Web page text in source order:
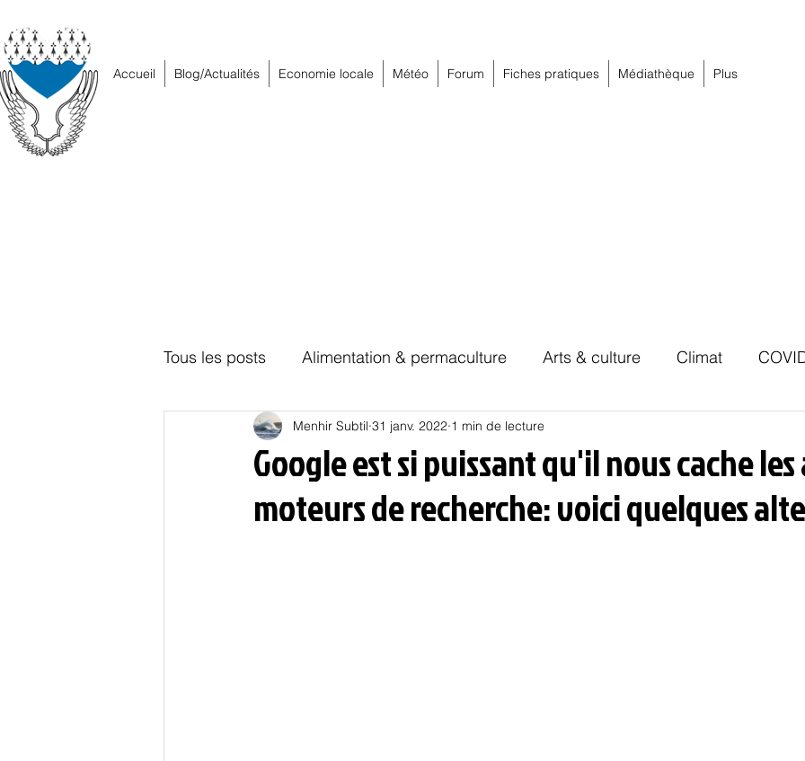
Accueil Blog/Actualités Economie locale Météo Forum Fiches pratiques Médiathèque Plus
Tous les posts Alimentation & permaculture Arts & culture Climat
Education Energies Habitat Hors piste
Oligarchie Politique Psychologie Résilience Santé
Google est si puissant qu'il nous cache
moteurs de recherche: voici quelques
Menhir Subtil 31 janv. 2022 1 min de lecture